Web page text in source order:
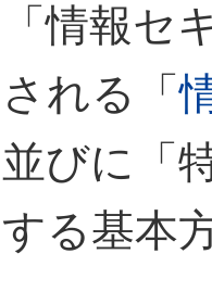
「情報セ
される「
並びに「
する基本